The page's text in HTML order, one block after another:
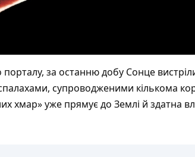
порталу, за останню добу Сонце
супроводженими кількома
хмар» уже прямує до Землі й здатна